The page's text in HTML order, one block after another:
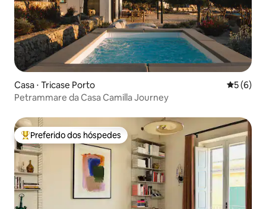
Casa ⋅ Tricase Porto 5 de
5 (6)
Petrammare da Casa Camilla Journey
Entre os melhores preferidos dos hóspedes
Preferido dos hóspedes